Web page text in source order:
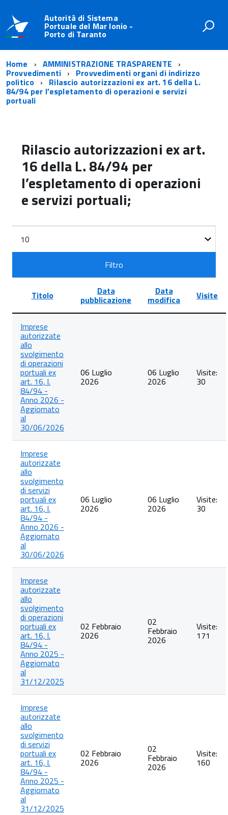
Autorità di Sistema
Portuale del Mar Ionio -
Porto di Taranto
Home AMMINISTRAZIONE TRASPARENTE
Provvedimenti Provvedimenti organi di indirizzo
politico Rilascio autorizzazioni ex art. 16 della L.
84/94 per l’espletamento di operazioni e servizi
portuali
Rilascio autorizzazioni ex art.
16 della L. 84/94 per
l’espletamento di operazioni
e servizi portuali;
Filtri
Filtro
degli
articoli
nella
categoria
Rilascio
autorizzazioni
art.
16
della
84/94
per
operazioni
servizi
portuali;
Titolo Data
pubblicazione
Data
modifica Visite
Imprese
autorizzate
allo
svolgimento
di operazioni
portuali ex
art. 16, l.
84/94 -
Anno 2026 -
Aggiornato
al
30/06/2026
06 Luglio
2026
06 Luglio
2026
Visite:
30
Imprese
autorizzate
allo
svolgimento
di servizi
portuali ex
art. 16, l.
84/94 -
Anno 2026 -
Aggiornato
al
30/06/2026
06 Luglio
2026
06 Luglio
2026
Visite:
30
Imprese
autorizzate
allo
svolgimento
di operazioni
portuali ex
art. 16, l.
84/94 -
Anno 2025 -
Aggiornato
al
31/12/2025
02 Febbraio
2026
02
Febbraio
2026
Visite:
171
Imprese
autorizzate
allo
svolgimento
di servizi
portuali ex
art. 16, l.
84/94 -
Anno 2025 -
Aggiornato
al
31/12/2025
02 Febbraio
2026
02
Febbraio
2026
Visite:
160